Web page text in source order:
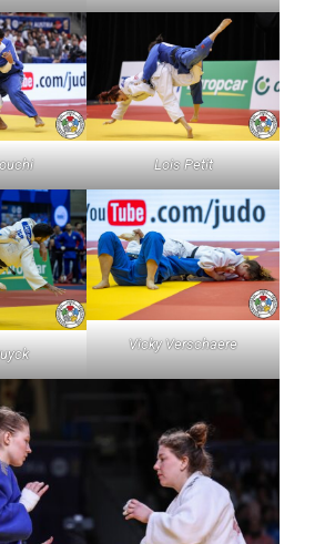
Lois Petit
Vicky Verschaere